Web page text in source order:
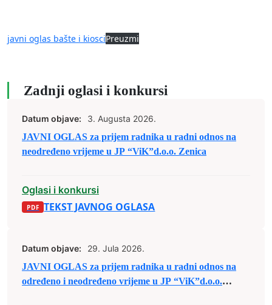
javni oglas bašte i kiosciPreuzmi
Zadnji oglasi i konkursi
Datum objave:
3. Augusta 2026.
JAVNI OGLAS za prijem radnika u radni odnos na
neodređeno vrijeme u JP “ViK”d.o.o. Zenica
Oglasi i konkursi
TEKST JAVNOG OGLASA
Datum objave:
29. Jula 2026.
JAVNI OGLAS za prijem radnika u radni odnos na
određeno i neodređeno vrijeme u JP “ViK”d.o.o.